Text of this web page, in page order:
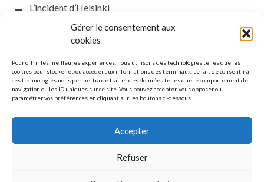
Gérer le consentement aux
cookies
Pour offrir les meilleures expériences, nous utilisons des technologies telles que les
cookies pour stocker et/ou accéder aux informations des terminaux. Le fait de consentir à
ces technologies nous permettra de traiter des données telles que le comportement de
navigation ou les ID uniques sur ce site. Vous pouvez accepter, vous opposer ou
paramétrer vos préférences en cliquant sur les boutons ci-dessous.
Accepter
Refuser
L’incident d’Helsinki
la petite fasciste
Toutes les nuances de la nuit
Que s’obscurcissent le soleil et la lumière
Le silence